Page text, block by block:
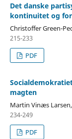
Det danske
kontinuitet og
Christoffer Green-
215-233
PDF
magten
Martin Vinæs
234-249
PDF